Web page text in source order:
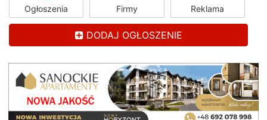
Ogłoszenia Firmy Reklama
DODAJ OGŁOSZENIE